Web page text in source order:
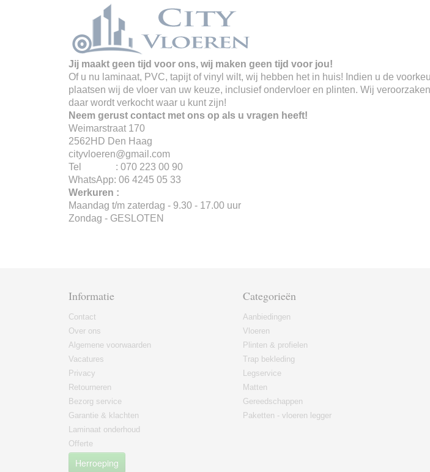
Jij maakt geen tijd voor ons, wij maken geen tijd voor jou!
Of u nu laminaat, PVC, tapijt of vinyl wilt, wij hebben het in huis! Indien u de
plaatsen wij de vloer van uw keuze, inclusief ondervloer en plinten. Wij
daar wordt verkocht waar u kunt zijn!
Neem gerust contact met ons op als u vragen heeft!
Weimarstraat 170
2562HD Den Haag
cityvloeren@gmail.com
Tel : 070 223 00 90
WhatsApp: 06 4245 05 33
Werkuren :
Maandag t/m zaterdag - 9.30 - 17.00 uur
Zondag - GESLOTEN
Informatie
Contact
Over ons
Algemene voorwaarden
Vacatures
Privacy
Retourneren
Bezorg service
Garantie & klachten
Laminaat onderhoud
Offerte
Herroeping
Categorieën
Aanbiedingen
Vloeren
Plinten & profielen
Trap bekleding
Legservice
Matten
Gereedschappen
Paketten - vloeren legger